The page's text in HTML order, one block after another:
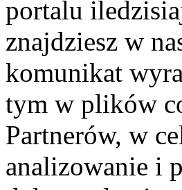
portalu
znajdziesz w
komunikat
tym w plików
Partnerów, w
analizowanie i